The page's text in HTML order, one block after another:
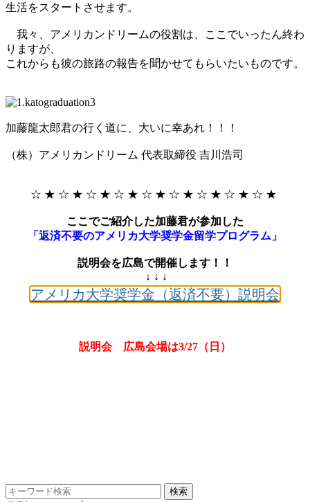
生活をスタートさせます。
我々、アメリカンドリームの役割は、ここでいったん終わ
りますが、
これからも彼の旅路の報告を聞かせてもらいたいものです。
加藤龍太郎君の行く道に、大いに幸あれ！！！
（株）アメリカンドリーム 代表取締役 吉川浩司
☆ ★ ☆ ★ ☆ ★ ☆ ★ ☆ ★ ☆ ★ ☆ ★ ☆ ★ ☆ ★
ここでご紹介した加藤君が参加した
「返済不要のアメリカ大学奨学金留学プログラム」
説明会を広島で開催します！！
↓ ↓ ↓
アメリカ大学奨学金（返済不要）説明会
説明会 広島会場は3/27（日）